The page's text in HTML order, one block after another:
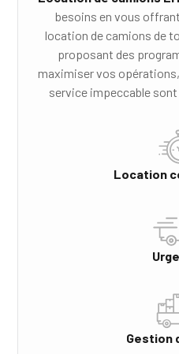
besoins en vous
location de camions de
proposant des
maximiser vos
service impeccable
Location
Gestion